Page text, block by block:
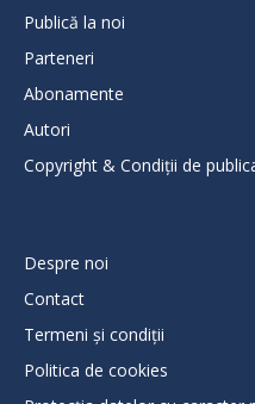
Publică la noi
Parteneri
Abonamente
Autori
Copyright & Condiții de
Despre noi
Contact
Termeni și condiții
Politica de cookies